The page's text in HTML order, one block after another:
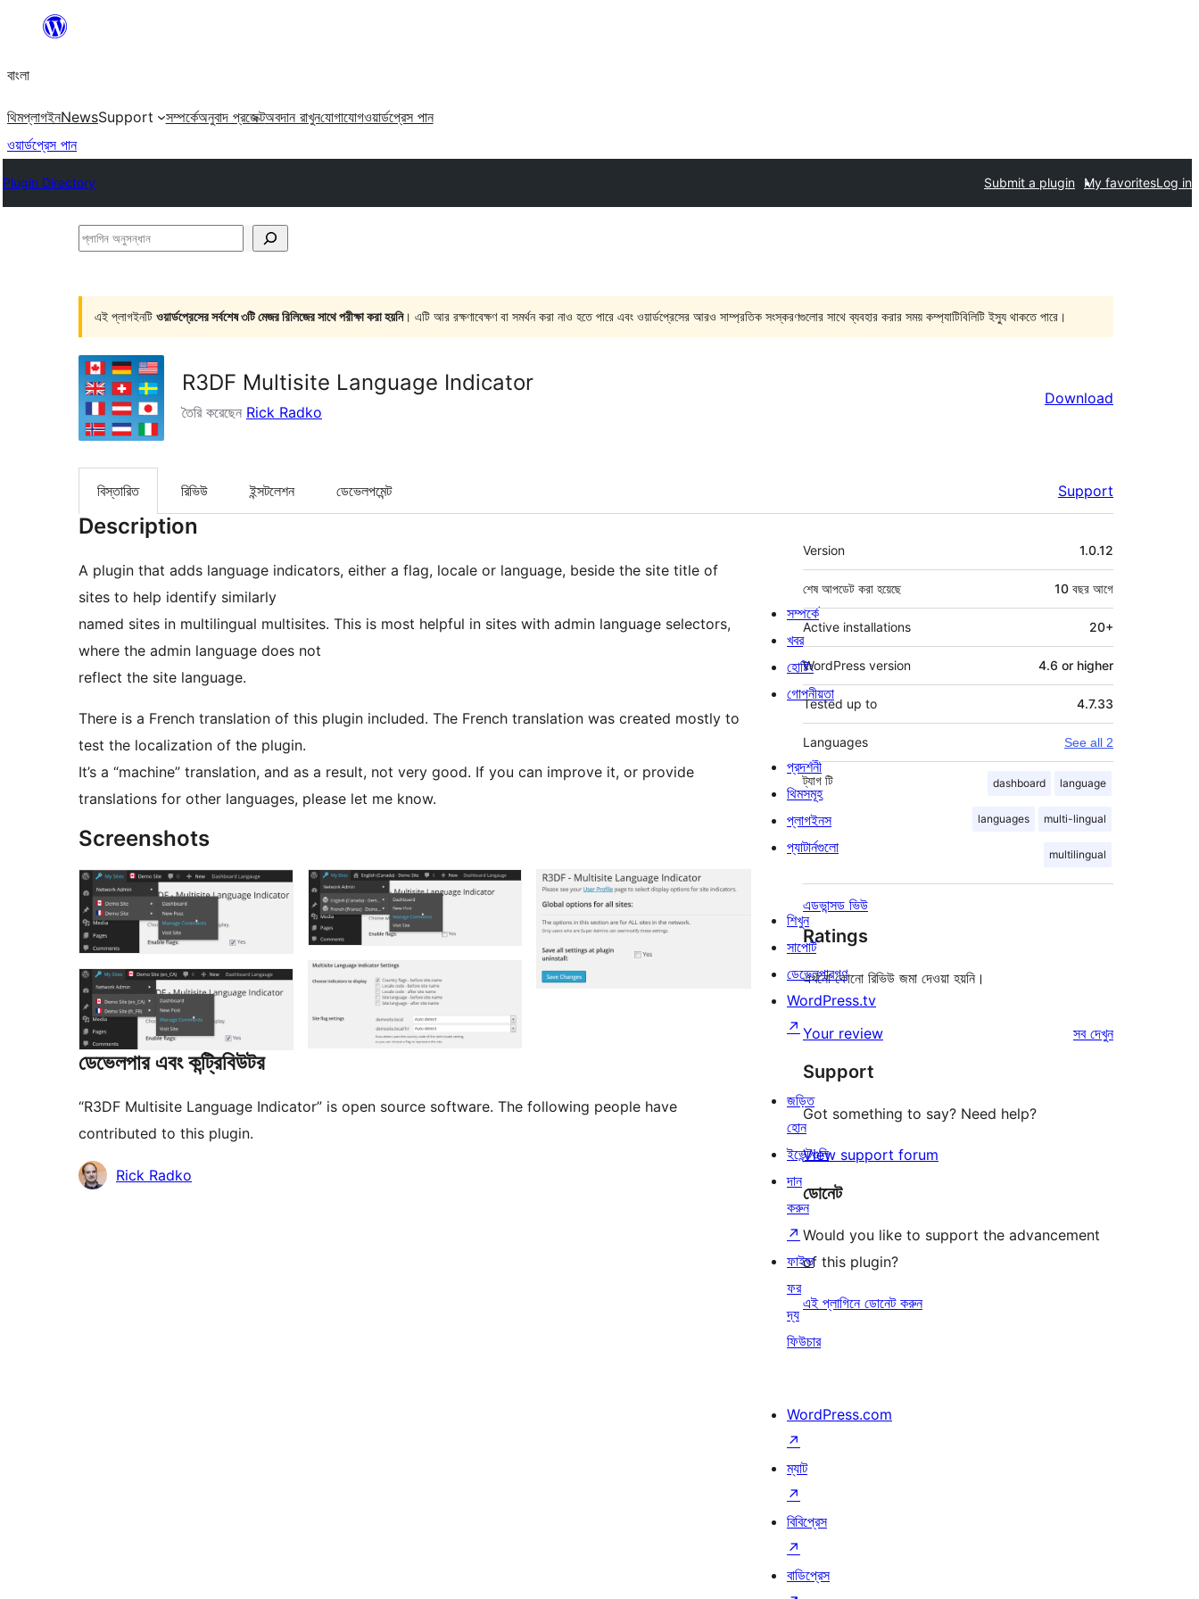
যান
বাংলা
থিমপ্লাগইনNewsSupport সম্পর্কেঅনুবাদ প্রজেক্টঅবদান রাখুনযোগাযোগওয়ার্ডপ্রেস পান
ওয়ার্ডপ্রেস পান
Plugin Directory Submit a plugin My favoritesLog in
প্লাগিন
এই প্লাগইনটি ওয়ার্ডপ্রেসের সর্বশেষ ৩টি মেজর রিলিজের সাথে পরীক্ষা করা হয়নি। এটি আর রক্ষণাবেক্ষণ বা সমর্থন করা নাও হতে পারে এবং ওয়ার্ডপ্রেসের আরও সাম্প্রতিক সংস্করণগুলোর সাথে ব্যবহার করার সময় কম্প্যাটিবিলিটি ইস্যু থাকতে পারে।
R3DF Multisite Language Indicator
তৈরি করেছেন Rick Radko
Download
বিস্তারিত রিভিউ ইন্সটলেশন ডেভেলপমেন্ট Support
Description
A plugin that adds language indicators, either a flag, locale or language, beside the site title of
sites to help identify similarly
named sites in multilingual multisites. This is most helpful in sites with admin language selectors,
where the admin language does not
reflect the site language.
There is a French translation of this plugin included. The French translation was created mostly to
test the localization of the plugin.
It’s a “machine” translation, and as a result, not very good. If you can improve it, or provide
translations for other languages, please let me know.
Screenshots
ডেভেলপার এবং কন্ট্রিবিউটর
“R3DF Multisite Language Indicator” is open source software. The following people have
contributed to this plugin.
কন্ট্রিবিউটরRick Radko
মেটা
Version 1.0.12
শেষ আপডেট করা হয়েছে 10 বছর আগে
Active installations 20+
WordPress version 4.6 or higher
Tested up to 4.7.33
Languages See all 2
ট্যাগ dashboard language
languages multi-lingual
multilingual
টি
এডভান্সড ভিউ
Ratings
এখনো কোনো রিভিউ জমা দেওয়া হয়নি।
Your review সবরিভিউ
দেখুন
Support
Got something to say? Need help?
View support forum
ডোনেট
Would you like to support the advancement
of this plugin?
এই প্লাগিনে ডোনেট করুন
সম্পর্কে
খবর
হোষ্টিং
গোপনীয়তা
প্রদর্শনী
থিমসমূহ
প্লাগইনস
প্যাটার্নগুলো
শিখুন
সাপোর্ট
ডেভেলপারগণ
WordPress.tv
↗
জড়িত
হোন
ইভেন্টগুলি
দান
করুন
↗
ফাইভ
ফর
দ্য
ফিউচার
WordPress.com
↗
ম্যাট
↗
বিবিপ্রেস
↗
বাডিপ্রেস